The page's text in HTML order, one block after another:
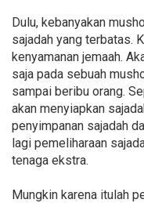
Dulu, kebanyakan
sajadah yang terbatas.
kenyamanan jemaah.
saja pada sebuah
sampai beribu orang.
akan menyiapkan
penyimpanan sajadah
lagi pemeliharaan
tenaga ekstra.
Mungkin karena itulah